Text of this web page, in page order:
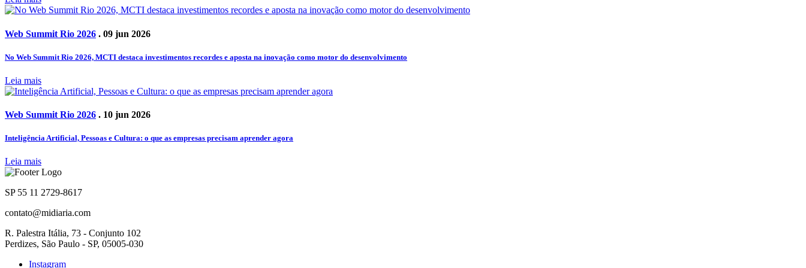
Web Summit Rio 2026 . 09 jun 2026
No Web Summit Rio 2026, MCTI destaca investimentos recordes e aposta na inovação como motor do desenvolvimento
Leia mais
Web Summit Rio 2026 . 10 jun 2026
Inteligência Artificial, Pessoas e Cultura: o que as empresas precisam aprender agora
Leia mais
SP 55 11 2729-8617
contato@midiaria.com
R. Palestra Itália, 73 - Conjunto 102
Perdizes, São Paulo - SP, 05005-030
Instagram